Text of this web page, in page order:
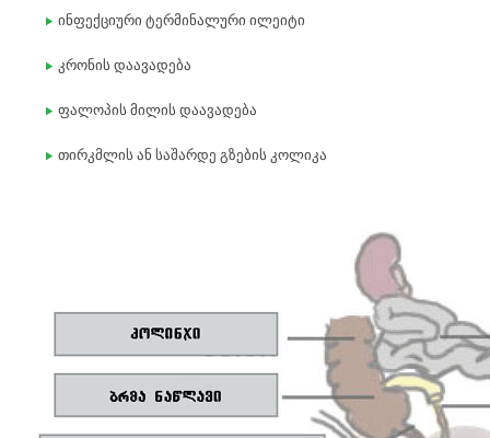
ინფექციური ტერმინალური ილეიტი
კრონის დაავადება
ფალოპის მილის დაავადება
თირკმლის ან საშარდე გზების კოლიკა